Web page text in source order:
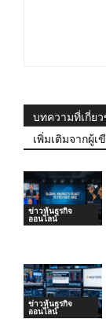
บทความที่เกี่ยว
เพิ่มเติมจากผู้เ
ข่าวหุ้นธุรกิจ
ออนไลน์
ข่าวหุ้นธุรกิจ
ออนไลน์